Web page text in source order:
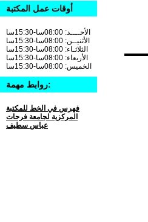
أوقات عمل المكتبة
الأحــــد: 08:00سا-15:30سا
الأثنيــن: 08:00سا-15:30سا
الثلاثـاء: 08:00سا-15:30سا
الأربعاء: 08:00سا-15:30سا
الخميس: 08:00سا-15:30سا
روابط مهمة:
فهرس في الخط للمكتبة
المركزية لجامعة فرحات
عباس سطيف